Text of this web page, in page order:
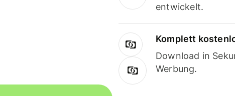
entwickelt.
Komplett
Download in
Werbung.